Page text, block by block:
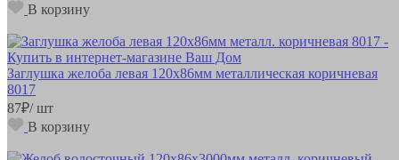
В корзину
Заглушка желоба левая 120х86мм металлическая коричневая
8017
87₽/ шт
В корзину